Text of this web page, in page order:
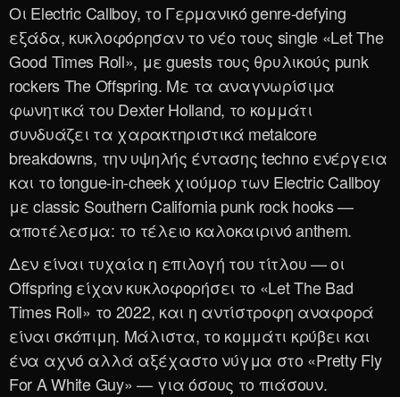
Οι Electric Callboy, το Γερμανικό genre-defying
εξάδα, κυκλοφόρησαν το νέο τους single «Let The
Good Times Roll», με guests τους θρυλικούς punk
rockers The Offspring. Με τα αναγνωρίσιμα
φωνητικά του Dexter Holland, το κομμάτι
συνδυάζει τα χαρακτηριστικά metalcore
breakdowns, την υψηλής έντασης techno ενέργεια
και το tongue-in-cheek χιούμορ των Electric Callboy
με classic Southern California punk rock hooks —
αποτέλεσμα: το τέλειο καλοκαιρινό anthem.
Δεν είναι τυχαία η επιλογή του τίτλου — οι
Offspring είχαν κυκλοφορήσει το «Let The Bad
Times Roll» το 2022, και η αντίστροφη αναφορά
είναι σκόπιμη. Μάλιστα, το κομμάτι κρύβει και
ένα αχνό αλλά αξέχαστο νύγμα στο «Pretty Fly
For A White Guy» — για όσους το πιάσουν.